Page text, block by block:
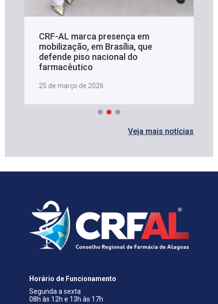
CRF-AL marca presença em
mobilização, em Brasília, que
defende piso nacional do
farmacêutico
25 de março de 2026
Veja mais notícias
Horário de Funcionamento
Segunda a sexta
08h às 12h e 13h às 17h